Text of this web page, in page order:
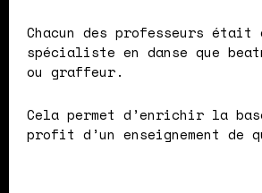
Chacun des professeurs était
spécialiste en danse que
ou graffeur.
Cela permet d’enrichir la
profit d’un enseignement de